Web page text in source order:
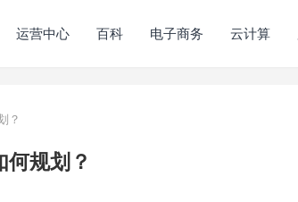
运营中心 百科 电子商务 云计算
？
何规划？